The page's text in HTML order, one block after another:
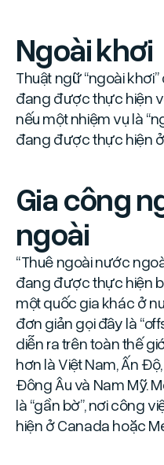
Ngoài khơi
Thuật ngữ “ngoài
đang được thực hiện
nếu một nhiệm vụ là
đang được thực hiện
Gia công
ngoài
“Thuê ngoài nước
đang được thực hiện
một quốc gia khác ở
đơn giản gọi đây là
diễn ra trên toàn thế
hơn là Việt Nam, Ấn
Đông Âu và Nam Mỹ.
là “gần bờ”, nơi công
hiện ở Canada hoặc